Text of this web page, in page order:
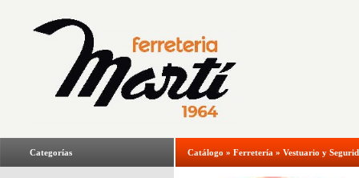
Categorías Catálogo » Ferretería » Vestuario y